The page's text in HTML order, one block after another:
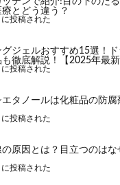
とどう違う？
投稿された
グジェルおすすめ15選！
徹底解説！【2025年最新
投稿された
タノールは化粧品の防腐
投稿された
原因とは？目立つのはな
投稿された